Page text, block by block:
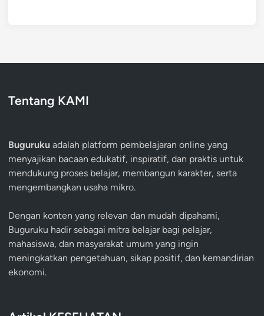
Tentang KAMI
Buguruku adalah platform pembelajaran online yang
menyajikan bacaan edukatif, inspiratif, dan praktis untuk
mendukung proses belajar, membangun karakter, serta
mengembangkan usaha mikro.
Dengan konten yang relevan dan mudah dipahami,
Buguruku hadir sebagai mitra belajar bagi pelajar,
mahasiswa, dan masyarakat umum yang ingin
meningkatkan pengetahuan, sikap positif, dan kemandirian
ekonomi.